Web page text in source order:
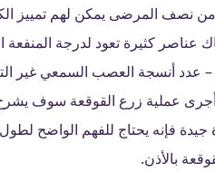
نصف المرضى يمكن لهم تمييز
عناصر كثيرة تعود لدرجة المنفعة
أنسجة العصب السمعي غير
عملية زرع القوقعة سوف يشرح
فإنه يحتاج للفهم الواضح
بالأذن.